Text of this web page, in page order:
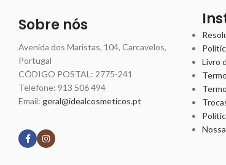
Sobre nós
Avenida dos Maristas, 104, Carcavelos,
Portugal
CÓDIGO POSTAL: 2775-241
Telefone: 913 506 494
Email: geral@idealcosmeticos.pt
Livro